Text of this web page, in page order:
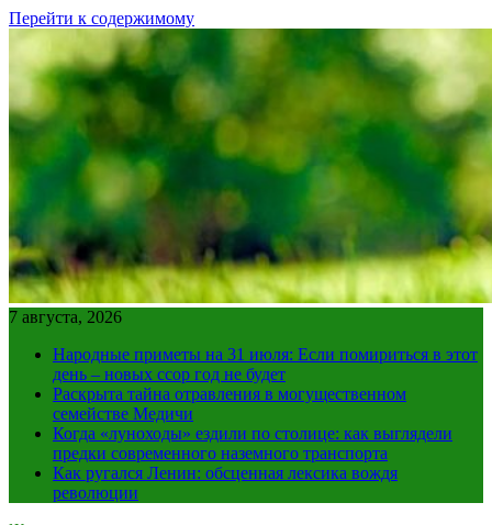
Перейти к содержимому
7 августа, 2026
Народные приметы на 31 июля: Если помириться в этот
день – новых ссор год не будет
Раскрыта тайна отравления в могущественном
семействе Медичи
Когда «луноходы» ездили по столице: как выглядели
предки современного наземного транспорта
Как ругался Ленин: обсценная лексика вождя
революции